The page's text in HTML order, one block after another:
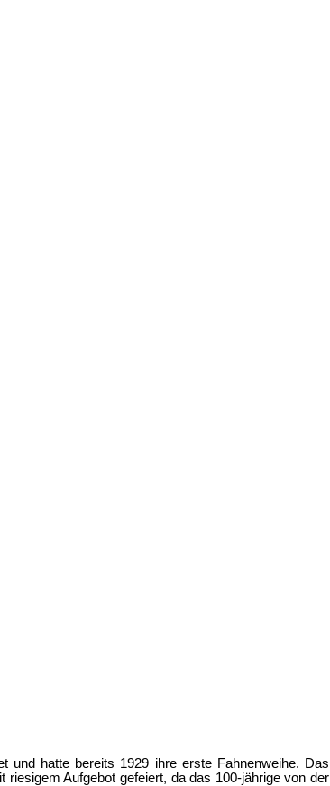
und hatte bereits 1929 ihre erste Fahnenweihe. Das
Aufgebot gefeiert, da das 100-jährige von der